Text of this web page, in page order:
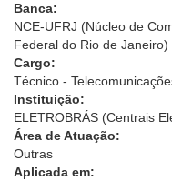
Banca:
NCE-UFRJ (Núcleo de
Federal do Rio de Janeiro)
Cargo:
Técnico -
Instituição:
ELETROBRÁS (Centrais
Área de Atuação:
Outras
Aplicada em: